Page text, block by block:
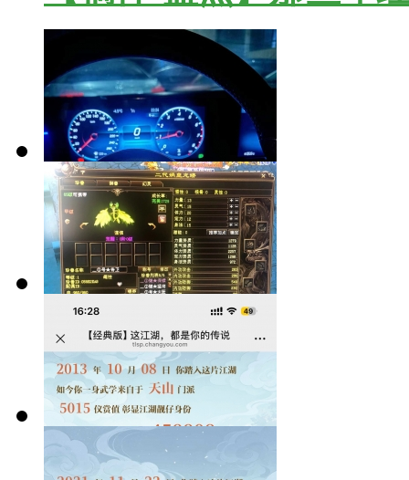
我遇到的两种
可爱机制
卡级的巅峰！
69内，从未服
过人
生活玩家怎么